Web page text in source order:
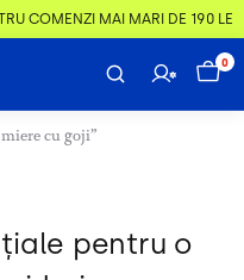
COMENZI MAI MARI DE 190 LEI
0
cu goji”
pentru o